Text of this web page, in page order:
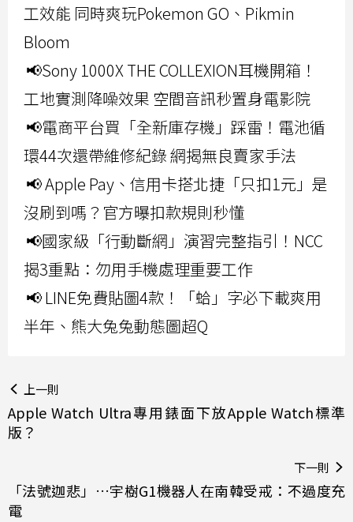
工效能 同時爽玩Pokemon GO、Pikmin
Bloom
📢Sony 1000X THE COLLEXION耳機開箱！
工地實測降噪效果 空間音訊秒置身電影院
📢電商平台買「全新庫存機」踩雷！電池循
環44次還帶維修紀錄 網揭無良賣家手法
📢 Apple Pay、信用卡搭北捷「只扣1元」是
沒刷到嗎？官方曝扣款規則秒懂
📢國家級「行動斷網」演習完整指引！NCC
揭3重點：勿用手機處理重要工作
📢 LINE免費貼圖4款！「蛤」字必下載爽用
半年、熊大兔兔動態圖超Q
上一則
Apple Watch Ultra專用錶面下放Apple Watch標準
版？
下一則
「法號迦悲」…宇樹G1機器人在南韓受戒：不過度充
電